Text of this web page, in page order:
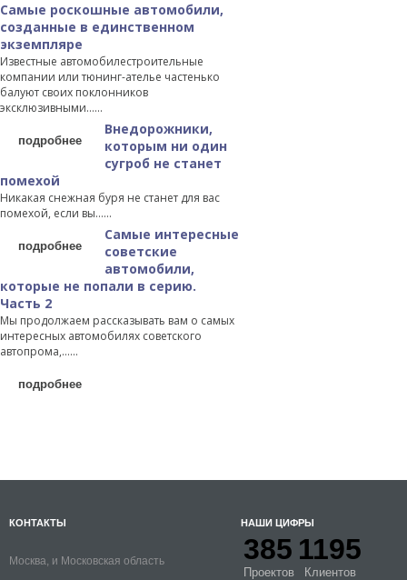
Самые роскошные автомобили,
созданные в единственном
экземпляре
Известные автомобилестроительные
компании или тюнинг-ателье частенько
балуют своих поклонников
эксклюзивными…...
подробнее
Внедорожники,
которым ни один
сугроб не станет
помехой
Никакая снежная буря не станет для вас
помехой, если вы…...
подробнее
Самые интересные
советские
автомобили,
которые не попали в серию.
Часть 2
Мы продолжаем рассказывать вам о самых
интересных автомобилях советского
автопрома,…...
подробнее
КОНТАКТЫ
Москва, и Московская область
НАШИ ЦИФРЫ
385
Проектов
1195
Клиентов